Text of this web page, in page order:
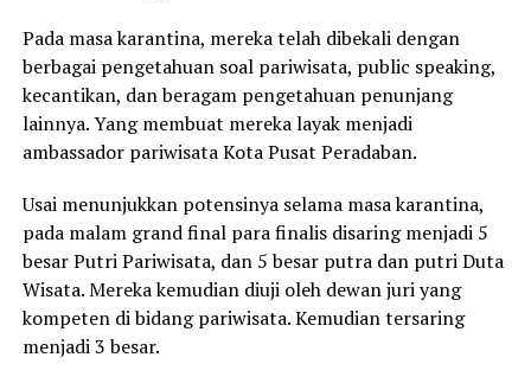
Pada masa karantina, mereka telah dibekali dengan
berbagai pengetahuan soal pariwisata, public speaking,
kecantikan, dan beragam pengetahuan penunjang
lainnya. Yang membuat mereka layak menjadi
ambassador pariwisata Kota Pusat Peradaban.
Usai menunjukkan potensinya selama masa karantina,
pada malam grand final para finalis disaring menjadi 5
besar Putri Pariwisata, dan 5 besar putra dan putri Duta
Wisata. Mereka kemudian diuji oleh dewan juri yang
kompeten di bidang pariwisata. Kemudian tersaring
menjadi 3 besar.